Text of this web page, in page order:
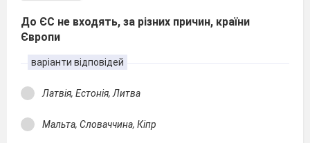
До ЄС не входять, за різних причин, країни
Європи
варіанти відповідей
Латвія, Естонія, Литва
Мальта, Словаччина, Кіпр